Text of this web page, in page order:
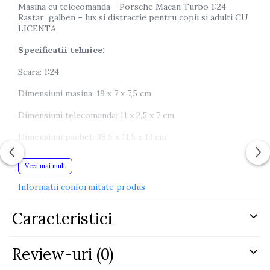
Masina cu telecomanda - Porsche Macan Turbo 1:24
Rastar galben – lux si distractie pentru copii si adulti CU
LICENTA
Specificatii tehnice:
Scara: 1:24
Dimensiuni masina: 19 x 7 x 7,5 cm
Dimensiuni telecomanda: 11 x 2,5 x 7 cm
Dimensiuni pachet: 38,5 x 11,5 x 13 cm
Alimentare masina: 3 baterii AA (nu sunt incluse)
Varsta recomandata: 6+ ani
Certificat CE si conform EN71
Vezi mai mult
Informatii conformitate produs
Caracteristici
Review-uri (0)